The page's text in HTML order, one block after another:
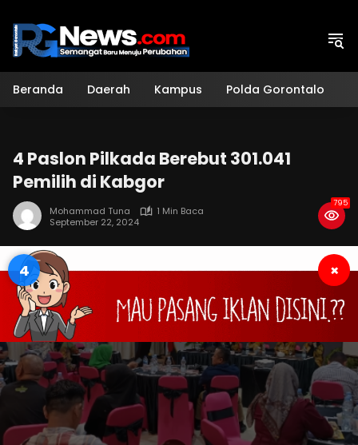
konten
Beranda Daerah Kampus Polda Gorontalo
4 Paslon Pilkada Berebut 301.041
Pemilih di Kabgor
Mohammad Tuna
1 Min Baca
September 22, 2024
795
4 ×